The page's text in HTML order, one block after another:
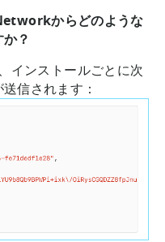
からどのような
？
インストールごとに次
信されます：